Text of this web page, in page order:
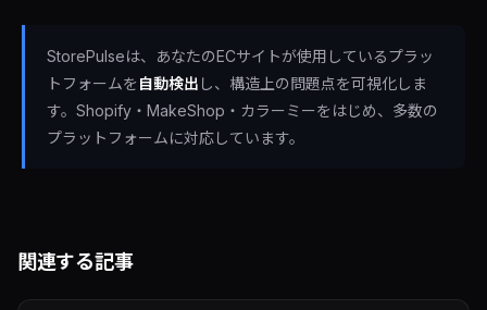
StorePulseは、あなたのECサイトが使用しているプラッ
トフォームを自動検出 し、構造上の問題点を可視化しま
す。Shopify・MakeShop・カラーミーをはじめ、多数の
プラットフォームに対応しています。
関連する記事